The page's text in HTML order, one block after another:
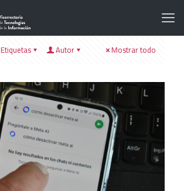
Etiquetas Autor Mostrar todo